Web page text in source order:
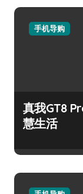
手机导购
真我GT8
慧生活